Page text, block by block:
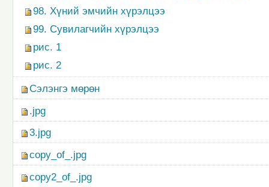
98. Хүний эмчийн хүрэлцээ
99. Сувилагчийн хүрэлцээ
рис. 1
рис. 2
Сэлэнгэ мөрөн
.jpg
3.jpg
copy_of_.jpg
copy2_of_.jpg